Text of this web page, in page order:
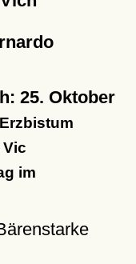
25. Oktober
im